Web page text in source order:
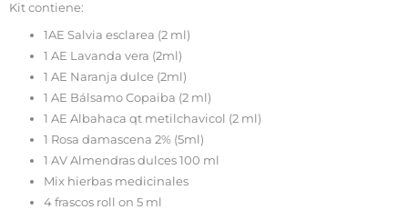
Kit contiene:
1AE Salvia esclarea (2 ml)
1 AE Lavanda vera (2ml)
1 AE Naranja dulce (2ml)
1 AE Bálsamo Copaiba (2 ml)
1 AE Albahaca qt metilchavicol (2 ml)
1 Rosa damascena 2% (5ml)
1 AV Almendras dulces 100 ml
Mix hierbas medicinales
4 frascos roll on 5 ml